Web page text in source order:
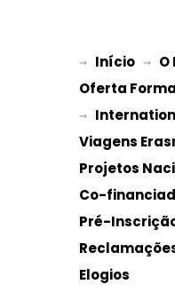
→ Início → O
Oferta
→
Viagens
Projetos
Co-
Pré-
Elogios